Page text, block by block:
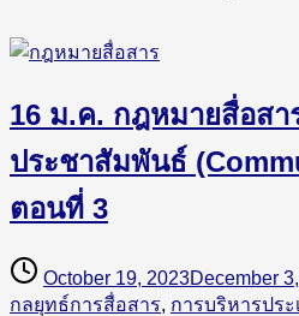
16 ม.ค. กฎหมายสื่อสา
ประชาสัมพันธ์
ตอนที่ 3
October 19, 2023December
กลยุทธ์การสื่อสาร, การบริหารปร